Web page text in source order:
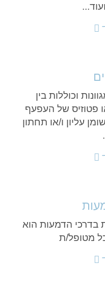
וכוללות בין
פטוזיס של העפעף
עליון ו/או תחתון
בדרכי הדמעות הוא
מטופל/ת